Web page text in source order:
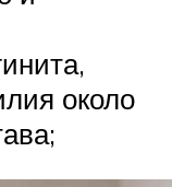
около